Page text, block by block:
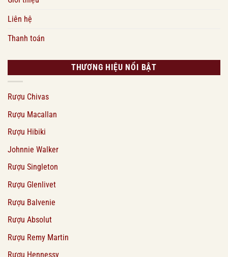
Liên hệ
Thanh toán
THƯƠNG HIỆU NỔI BẬT
Rượu Chivas
Rượu Macallan
Rượu Hibiki
Johnnie Walker
Rượu Singleton
Rượu Glenlivet
Rượu Balvenie
Rượu Absolut
Rượu Remy Martin
Rượu Hennessy